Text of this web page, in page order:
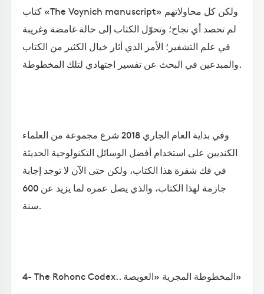
كتاب «The Voynich manuscript» ولكن كل محاولاتهم
لم تحصد أي نجاح؛ وتحوّل الكتاب إلى حالة غامضة وغريبة
في علم التشفير؛ الأمر الذي أثار خيال الكثير من الكتاب
والمبدعين في البحث عن تفسير اجتهادي لتلك المخطوطة.
وفي بداية العام الجاري 2018 شرع مجموعة من العلماء
الكنديين على استخدام أفضل الوسائل التكنولوجية الحديثة
في فك شفرة هذا الكتاب، ولكن حتى الآن لا توجد إجابة
جازمة لهذا الكتاب، والذي يصل عمره لما يزيد عن 600
سنة.
4- The Rohonc Codex.. المخطوطة المجرية «العويصة»